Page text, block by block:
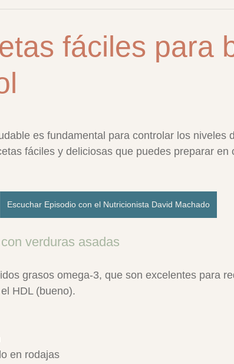
fáciles para
es fundamental para controlar los niveles
fáciles y deliciosas que puedes preparar en
Escuchar Episodio con el Nutricionista David Machado
verduras asadas
grasos omega-3, que son excelentes para
HDL (bueno).
en rodajas